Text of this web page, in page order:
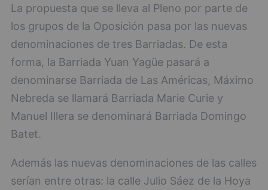
La propuesta que se lleva al Pleno por parte de
los grupos de la Oposición pasa por las nuevas
denominaciones de tres Barriadas. De esta
forma, la Barriada Yuan Yagüe pasará a
denominarse Barriada de Las Américas, Máximo
Nebreda se llamará Barriada Marie Curie y
Manuel Illera se denominará Barriada Domingo
Batet.
Además las nuevas denominaciones de las calles
serían entre otras: la calle Julio Sáez de la Hoya